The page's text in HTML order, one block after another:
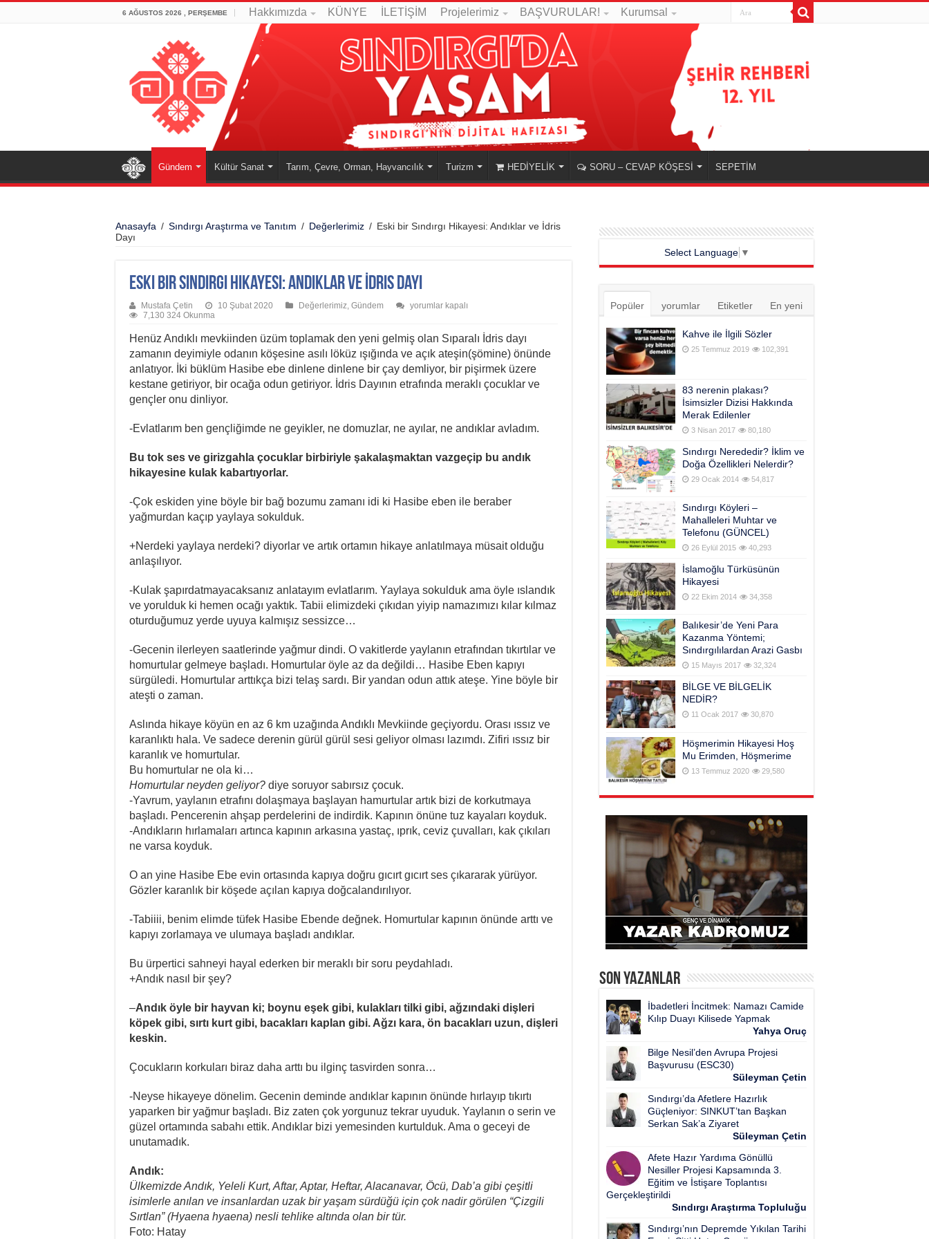
6 AĞUSTOS 2026 , PERŞEMBE Hakkımızda KÜNYE İLETİŞİM Projelerimiz BAŞVURULAR! Kurumsal
Gündem Kültür Sanat Tarım, Çevre, Orman, Hayvancılık Turizm HEDİYELİK SORU – CEVAP KÖŞESİ SEPETİM
Anasayfa / Sındırgı Araştırma ve Tanıtım / Değerlerimiz / Eski bir Sındırgı Hikayesi: Andıklar ve İdris
Dayı
Eski bir Sındırgı Hikayesi: Andıklar ve İdris Dayı
Mustafa Çetin 10 Şubat 2020 Değerlerimiz Gündem
Eski
Hikayesi:
Andıklar
ve
İdris
Dayı
için
yorumlar kapalı
7,130 324 Okunma
Henüz Andıklı mevkiinden üzüm toplamak den yeni gelmiş olan Sıparalı İdris dayı
zamanın deyimiyle odanın köşesine asılı löküz ışığında ve açık ateşin(şömine) önünde
anlatıyor. İki büklüm Hasibe ebe dinlene dinlene bir çay demliyor, bir pişirmek üzere
kestane getiriyor, bir ocağa odun getiriyor. İdris Dayının etrafında meraklı çocuklar ve
gençler onu dinliyor.
-Evlatlarım ben gençliğimde ne geyikler, ne domuzlar, ne ayılar, ne andıklar avladım.
Bu tok ses ve girizgahla çocuklar birbiriyle şakalaşmaktan vazgeçip bu andık
hikayesine kulak kabartıyorlar.
-Çok eskiden yine böyle bir bağ bozumu zamanı idi ki Hasibe eben ile beraber
yağmurdan kaçıp yaylaya sokulduk.
+Nerdeki yaylaya nerdeki? diyorlar ve artık ortamın hikaye anlatılmaya müsait olduğu
anlaşılıyor.
-Kulak şapırdatmayacaksanız anlatayım evlatlarım. Yaylaya sokulduk ama öyle ıslandık
ve yorulduk ki hemen ocağı yaktık. Tabii elimizdeki çıkıdan yiyip namazımızı kılar kılmaz
oturduğumuz yerde uyuya kalmışız sessizce…
-Gecenin ilerleyen saatlerinde yağmur dindi. O vakitlerde yaylanın etrafından tıkırtılar ve
homurtular gelmeye başladı. Homurtular öyle az da değildi… Hasibe Eben kapıyı
sürgüledi. Homurtular arttıkça bizi telaş sardı. Bir yandan odun attık ateşe. Yine böyle bir
ateşti o zaman.
Aslında hikaye köyün en az 6 km uzağında Andıklı Mevkiinde geçiyordu. Orası ıssız ve
karanlıktı hala. Ve sadece derenin gürül gürül sesi geliyor olması lazımdı. Zifiri ıssız bir
karanlık ve homurtular.
Bu homurtular ne ola ki…
Homurtular neyden geliyor? diye soruyor sabırsız çocuk.
-Yavrum, yaylanın etrafını dolaşmaya başlayan hamurtular artık bizi de korkutmaya
başladı. Pencerenin ahşap perdelerini de indirdik. Kapının önüne tuz kayaları koyduk.
-Andıkların hırlamaları artınca kapının arkasına yastaç, ıprık, ceviz çuvalları, kak çıkıları
ne varsa koyduk.
O an yine Hasibe Ebe evin ortasında kapıya doğru gıcırt gıcırt ses çıkararak yürüyor.
Gözler karanlık bir köşede açılan kapıya doğcalandırılıyor.
-Tabiiii, benim elimde tüfek Hasibe Ebende değnek. Homurtular kapının önünde arttı ve
kapıyı zorlamaya ve ulumaya başladı andıklar.
Bu ürpertici sahneyi hayal ederken bir meraklı bir soru peydahladı.
+Andık nasıl bir şey?
–Andık öyle bir hayvan ki; boynu eşek gibi, kulakları tilki gibi, ağzındaki dişleri
köpek gibi, sırtı kurt gibi, bacakları kaplan gibi. Ağzı kara, ön bacakları uzun, dişleri
keskin.
Çocukların korkuları biraz daha arttı bu ilginç tasvirden sonra…
-Neyse hikayeye dönelim. Gecenin deminde andıklar kapının önünde hırlayıp tıkırtı
yaparken bir yağmur başladı. Biz zaten çok yorgunuz tekrar uyuduk. Yaylanın o serin ve
güzel ortamında sabahı ettik. Andıklar bizi yemesinden kurtulduk. Ama o geceyi de
unutamadık.
Andık:
Ülkemizde Andık, Yeleli Kurt, Aftar, Aptar, Heftar, Alacanavar, Öcü, Dab’a gibi çeşitli
isimlerle anılan ve insanlardan uzak bir yaşam sürdüğü için çok nadir görülen “Çizgili
Sırtlan” (Hyaena hyaena) nesli tehlike altında olan bir tür.
Foto: Hatay
Select Language ▼
Popüler yorumlar Etiketler En yeni
Kahve ile İlgili Sözler
25 Temmuz 2019 102,391
83 nerenin plakası?
İsimsizler Dizisi Hakkında
Merak Edilenler
3 Nisan 2017 80,180
Sındırgı Nerededir? İklim ve
Doğa Özellikleri Nelerdir?
29 Ocak 2014 54,817
Sındırgı Köyleri –
Mahalleleri Muhtar ve
Telefonu (GÜNCEL)
26 Eylül 2015 40,293
İslamoğlu Türküsünün
Hikayesi
22 Ekim 2014 34,358
Balıkesir’de Yeni Para
Kazanma Yöntemi;
Sındırgılılardan Arazi Gasbı
15 Mayıs 2017 32,324
BİLGE VE BİLGELİK
NEDİR?
11 Ocak 2017 30,870
Höşmerimin Hikayesi Hoş
Mu Erimden, Höşmerime
13 Temmuz 2020 29,580
Son Yazanlar
İbadetleri İncitmek: Namazı Camide
Kılıp Duayı Kilisede Yapmak
Yahya Oruç
Bilge Nesil’den Avrupa Projesi
Başvurusu (ESC30)
Süleyman Çetin
Sındırgı’da Afetlere Hazırlık
Güçleniyor: SINKUT’tan Başkan
Serkan Sak’a Ziyaret
Süleyman Çetin
Afete Hazır Yardıma Gönüllü
Nesiller Projesi Kapsamında 3.
Eğitim ve İstişare Toplantısı
Gerçekleştirildi
Sındırgı Araştırma Topluluğu
Sındırgı’nın Depremde Yıkılan Tarihi